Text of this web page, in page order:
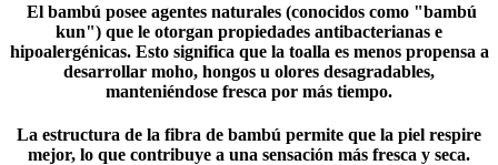
El bambú posee agentes naturales (conocidos como "bambú
kun") que le otorgan propiedades antibacterianas e
hipoalergénicas. Esto significa que la toalla es menos propensa a
desarrollar moho, hongos u olores desagradables,
manteniéndose fresca por más tiempo.
La estructura de la fibra de bambú permite que la piel respire
mejor, lo que contribuye a una sensación más fresca y seca.